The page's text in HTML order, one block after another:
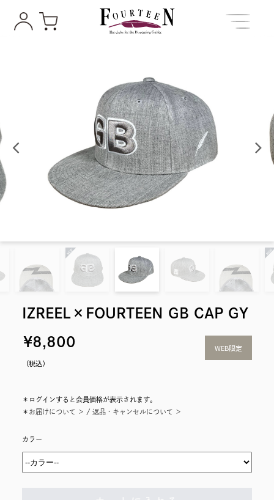
IZREEL×FOURTEEN GB CAP GY
（税込）
WEB限定
＊ログインすると会員価格が表示されます。
＊ お届けについて ＞ / 返品・キャンセルについて ＞
カラー